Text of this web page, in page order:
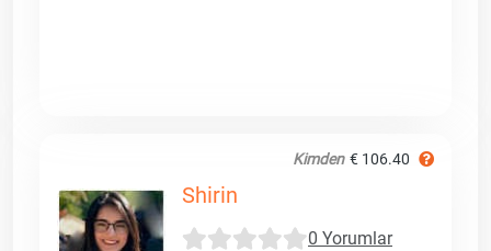
Kimden € 106.40
Shirin
0 Yorumlar